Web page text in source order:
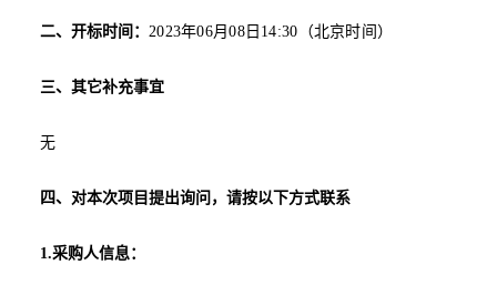
二、开标时间：2023年06月08日 14:30（北京时间）
三、其它补充事宜
无
四、对本次项目提出询问，请按以下方式联系
1.采购人信息：